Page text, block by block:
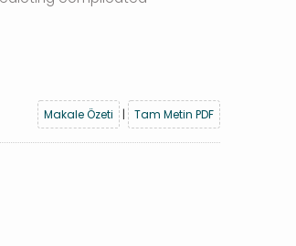
Makale Özeti
| Tam Metin PDF